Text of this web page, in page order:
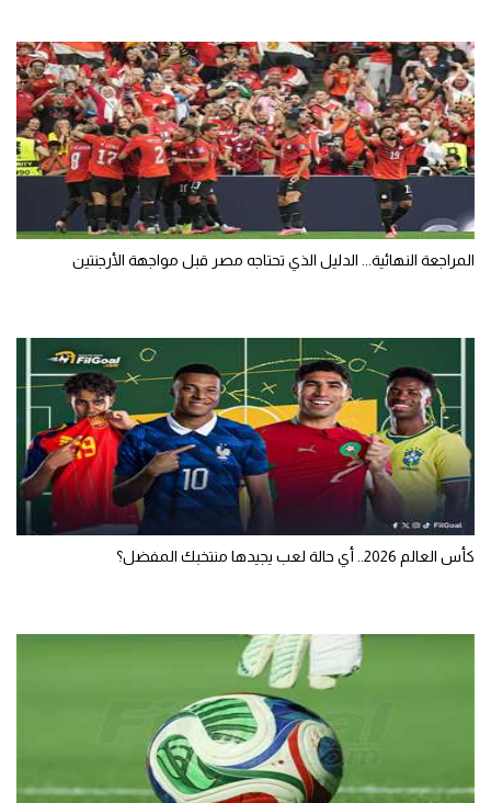
المراجعة النهائية... الدليل الذي تحتاجه مصر قبل مواجهة الأرجنتين
كأس العالم 2026.. أي حالة لعب يجيدها منتخبك المفضل؟